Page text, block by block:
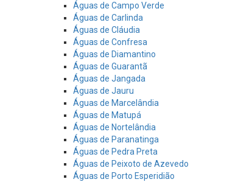
Águas de Campo Verde
Águas de Carlinda
Águas de Cláudia
Águas de Confresa
Águas de Diamantino
Águas de Guarantã
Águas de Jangada
Águas de Jauru
Águas de Marcelândia
Águas de Matupá
Águas de Nortelândia
Águas de Paranatinga
Águas de Pedra Preta
Águas de Peixoto de Azevedo
Águas de Porto Esperidião